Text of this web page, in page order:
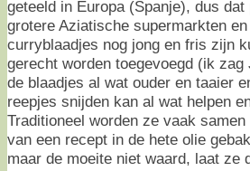
geteeld in Europa (Spanje), dus
grotere Aziatische supermarkten
curryblaadjes nog jong en fris zijn
gerecht worden toegevoegd (ik
de blaadjes al wat ouder en taaier
reepjes snijden kan al wat helpen
Traditioneel worden ze vaak
van een recept in de hete olie
maar de moeite niet waard, laat ze